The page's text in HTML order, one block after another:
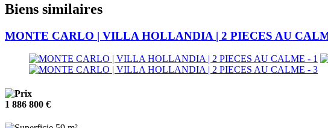
Biens similaires
MONTE CARLO | VILLA HOLLANDIA | 2 PIECES AU
1 886 800 €